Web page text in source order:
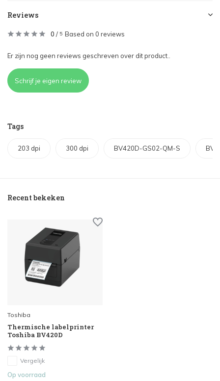
Reviews
0 / 5 Based on 0 reviews
Er zijn nog geen reviews geschreven over dit product..
Schrijf je eigen review
Tags
203 dpi 300 dpi BV420D-GS02-QM-S
Recent bekeken
Toshiba
Thermische labelprinter
Toshiba BV420D
Vergelijk
Op voorraad